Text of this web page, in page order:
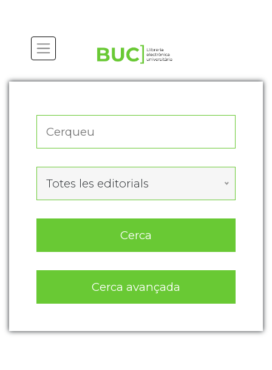
Totes les editorials
Cerca
Cerca avançada